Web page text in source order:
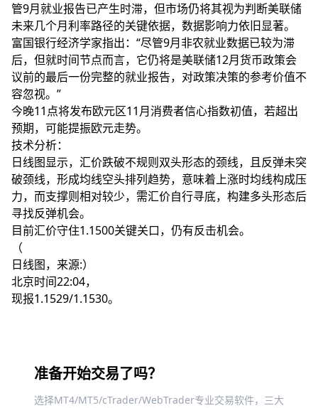
管9月就业报告已产生时滞，但市场仍将其视为判断美联储
未来几个月利率路径的关键依据，数据影响力依旧显著。
富国银行经济学家指出：“尽管9月非农就业数据已较为滞
后，但就时间节点而言，它仍将是美联储12月货币政策会
议前的最后一份完整的就业报告，对政策决策的参考价值不
容忽视。”
今晚11点将发布欧元区11月消费者信心指数初值，若超出
预期，可能提振欧元走势。
技术分析：
日线图显示，汇价跌破不规则双头形态的颈线，且反弹未突
破颈线，形成均线空头排列趋势，意味着上涨时均线构成压
力，而支撑则相对较少，需汇价自行寻底，构建多头形态后
寻找反弹机会。
目前汇价守住1.1500关键关口，仍有反击机会。
（
日线图，来源:）
北京时间22:04，
现报1.1529/1.1530。
准备开始交易了吗？
选择MT4/MT5/cTrader/WebTrader专业交易软件，三大